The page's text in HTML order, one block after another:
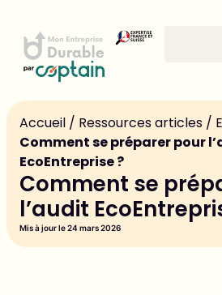
Accueil / Ressources articles /
Comment se préparer pour
EcoEntreprise ?
Comment se
l’audit
Mis à jour le 24 mars 2026